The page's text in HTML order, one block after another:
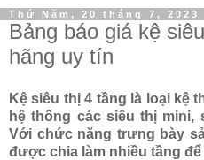
Thứ Năm, 20 tháng 7, 2023
Bảng báo giá kệ
hãng uy tín
Kệ siêu thị 4 tầng là loại
hệ thống các siêu thị mini,
Với chức năng trưng bày
được chia làm nhiều tầng